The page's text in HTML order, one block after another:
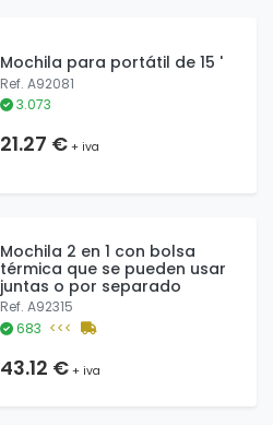
Mochila para portátil de 15 '
Ref. A92081
3.073
21.27 €+ iva
Mochila 2 en 1 con bolsa
térmica que se pueden usar
juntas o por separado
Ref. A92315
683 <<<
43.12 €+ iva